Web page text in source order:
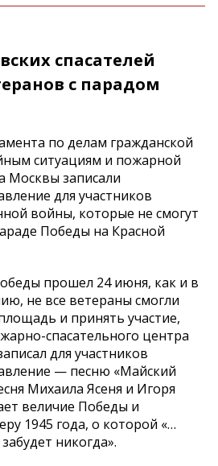
спасателей
с парадом
по делам гражданской
ситуациям и пожарной
Москвы записали
для участников
войны, которые не смогут
Победы на Красной
прошел 24 июня, как и в
не все ветераны смогли
и принять участие,
спасательного центра
для участников
— песню «Майский
Михаила Ясеня и Игоря
величие Победы и
1945 года, о которой «…
никогда».